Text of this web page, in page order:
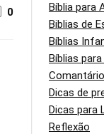
0
Bíblia para
Biblias de
Bíblias
Bíblias
Dicas de
Dicas para
Reflexão